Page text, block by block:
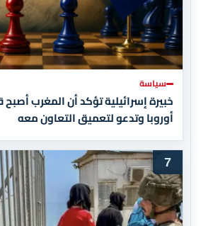
سياسة
خبيرة إسرائيلية تؤكد أن المغرب أصبح
أوروبا وتدعو لتعميق التعاون معه
7